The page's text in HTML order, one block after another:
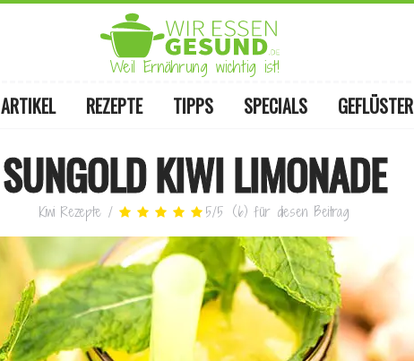
Weil Ernährung wichtig ist!
ARTIKEL REZEPTE TIPPS SPECIALS GEFLÜSTER
SUNGOLD KIWI LIMONADE
Kiwi Rezepte / 5/5 (6) für diesen Beitrag